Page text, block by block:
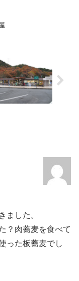
ました。
？肉蕎麦を食べて
った板蕎麦でし